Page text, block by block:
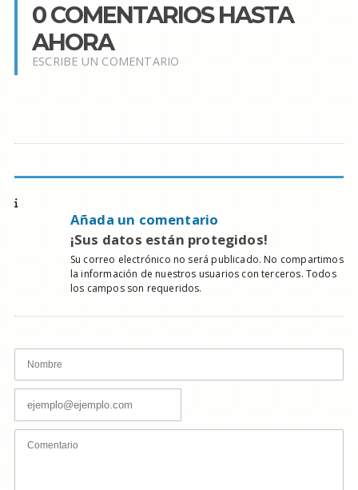
0 COMENTARIOS HASTA
AHORA
ESCRIBE UN COMENTARIO
Añada un comentario
¡Sus datos están protegidos!
Su correo electrónico no será publicado. No compartimos
la información de nuestros usuarios con terceros. Todos
los campos son requeridos.